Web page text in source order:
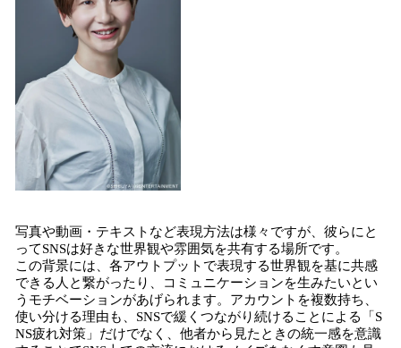
写真や動画・テキストなど表現方法は様々ですが、彼らにと
ってSNSは好きな世界観や雰囲気を共有する場所です。
この背景には、各アウトプットで表現する世界観を基に共感
できる人と繋がったり、コミュニケーションを生みたいとい
うモチベーションがあげられます。アカウントを複数持ち、
使い分ける理由も、SNSで緩くつながり続けることによる「S
NS疲れ対策」だけでなく、他者から見たときの統一感を意識